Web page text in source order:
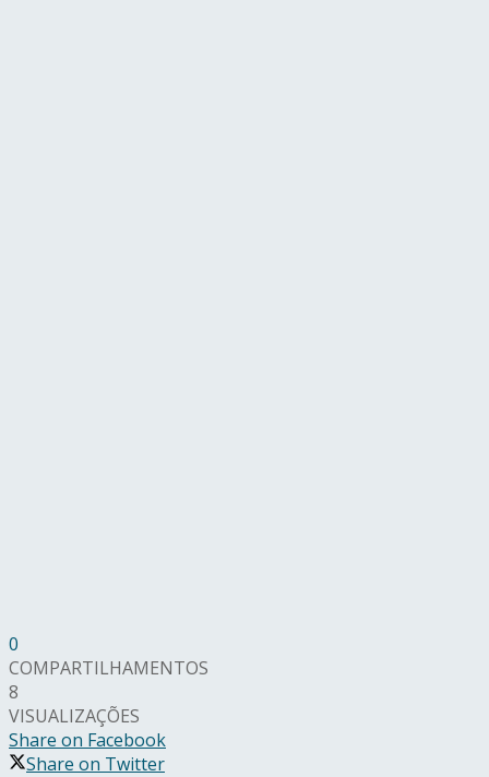
0
COMPARTILHAMENTOS
8
VISUALIZAÇÕES
Share on Facebook
Share on Twitter